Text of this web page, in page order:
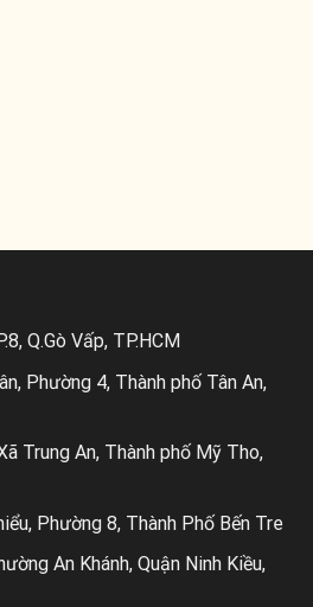
Q.Gò Vấp, TP.HCM
Phường 4, Thành phố Tân An,
Trung An, Thành phố Mỹ Tho,
Phường 8, Thành Phố Bến Tre
An Khánh, Quận Ninh Kiều,